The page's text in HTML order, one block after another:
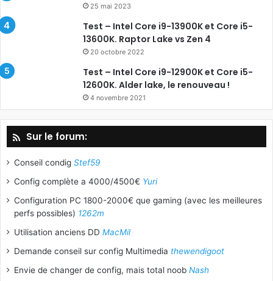
25 mai 2023
Test – Intel Core i9-13900K et Core i5-
13600K. Raptor Lake vs Zen 4
20 octobre 2022
Test – Intel Core i9-12900K et Core i5-
12600K. Alder lake, le renouveau !
4 novembre 2021
Sur le forum:
Conseil condig Stef59
Config complète a 4000/4500€ Yuri
Configuration PC 1800-2000€ que gaming (avec les meilleures
perfs possibles) 1262m
Utilisation anciens DD MacMil
Demande conseil sur config Multimedia thewendigoot
Envie de changer de config, mais total noob Nash